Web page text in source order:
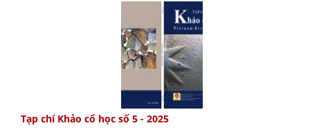
Tạp chí Khảo cổ học số 5 - 2025